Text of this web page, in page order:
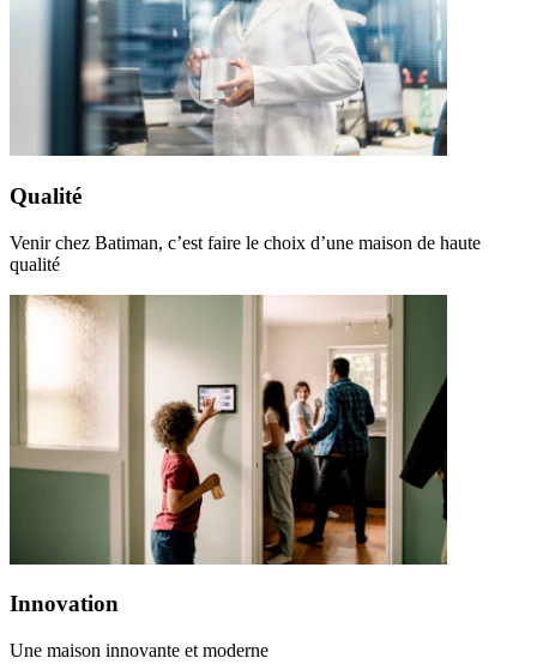
Qualité
Venir chez Batiman, c’est faire le choix d’une maison de haute
qualité
Innovation
Une maison innovante et moderne